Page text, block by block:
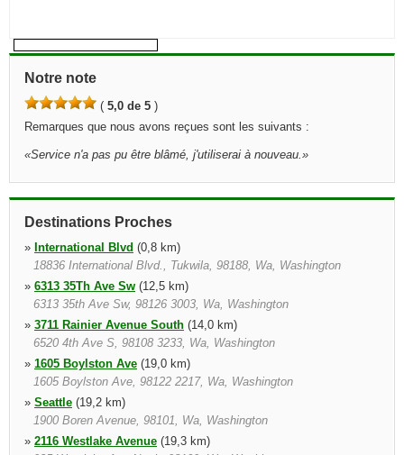
Notre note
( 5,0 de 5 )
Remarques que nous avons reçues sont les suivants :
«Service n'a pas pu être blâmé, j'utiliserai à nouveau.»
Destinations Proches
» International Blvd (0,8 km)
18836 International Blvd., Tukwila, 98188, Wa, Washington
» 6313 35Th Ave Sw (12,5 km)
6313 35th Ave Sw, 98126 3003, Wa, Washington
» 3711 Rainier Avenue South (14,0 km)
6520 4th Ave S, 98108 3233, Wa, Washington
» 1605 Boylston Ave (19,0 km)
1605 Boylston Ave, 98122 2217, Wa, Washington
» Seattle (19,2 km)
1900 Boren Avenue, 98101, Wa, Washington
» 2116 Westlake Avenue (19,3 km)